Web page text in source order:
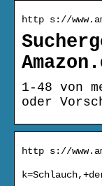
http s://
1-48 von
oder
http s://